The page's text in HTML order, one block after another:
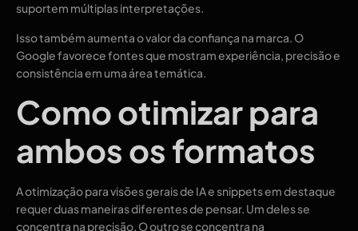
suportem múltiplas interpretações.
Isso também aumenta o valor da confiança na marca. O
Google favorece fontes que mostram experiência, precisão e
consistência em uma área temática.
Como otimizar para
ambos os formatos
A otimização para visões gerais de IA e snippets em destaque
requer duas maneiras diferentes de pensar. Um deles se
concentra na precisão. O outro se concentra na